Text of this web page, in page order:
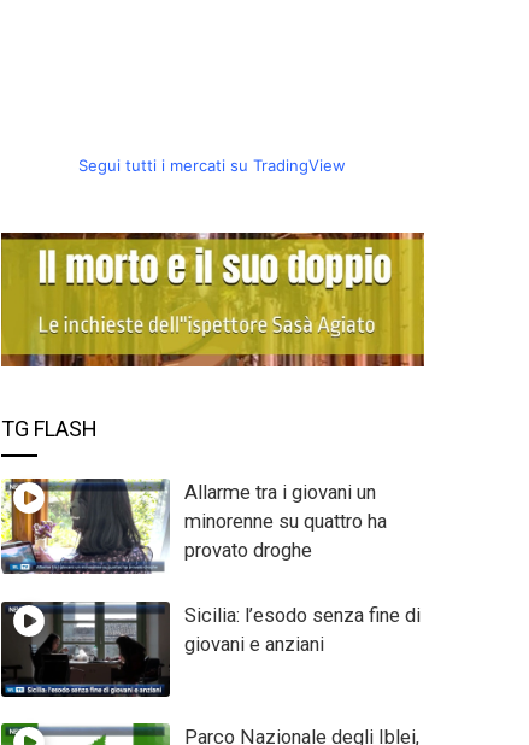
Segui tutti i mercati su TradingView
TG FLASH
Allarme tra i giovani un
minorenne su quattro ha
provato droghe
Sicilia: l’esodo senza fine di
giovani e anziani
Parco Nazionale degli Iblei,